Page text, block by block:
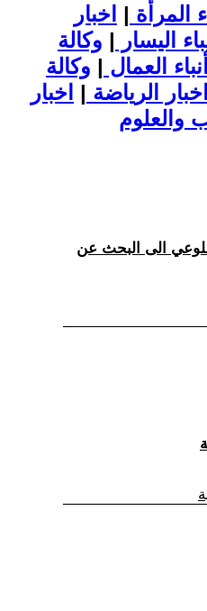
المرأة | اخبار
اليسار | وكالة
العمال | وكالة
اخبار الرياضة | اخبار
الى البحث عن